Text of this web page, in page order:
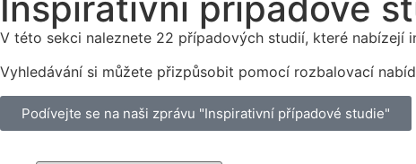
V této sekci naleznete 22 případových studií, které
Vyhledávání si můžete přizpůsobit pomocí rozbalovací
Podívejte se na naši zprávu "Inspirativní případové studie"